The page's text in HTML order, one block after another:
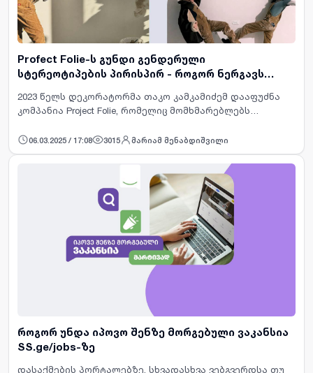
Profect Folie-ს გუნდი გენდერული
სტერეოტიპების პირისპირ - როგორ ნერგავს
საქართველოში
2023 წელს დეკორატორმა თაკო კამკამიძემ დააფუძნა
კომპანია Project Folie, რომელიც მომხმარებლებს
მიმართულება არის დეკორატიული ლესვა, რომელიც
პროფესიონალურ დონეზე…
06.03.2025 / 17:08 3015 მარიამ მენაბდიშვილი
როგორ უნდა იპოვო შენზე მორგებული ვაკანსია
SS.ge/jobs-ზე
დასაქმების პორტალებზე, სხვადასხვა ვებგვერდსა თუ